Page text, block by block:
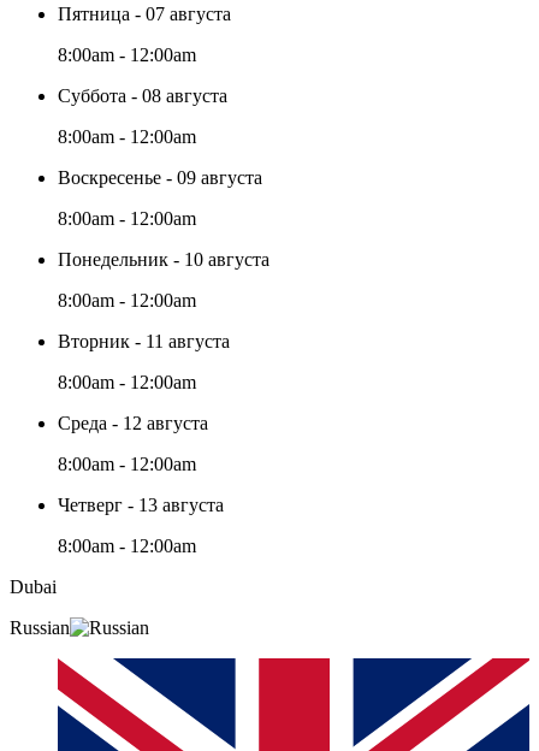
Пятница - 07 августа
8:00am - 12:00am
Суббота - 08 августа
8:00am - 12:00am
Воскресенье - 09 августа
8:00am - 12:00am
Понедельник - 10 августа
8:00am - 12:00am
Вторник - 11 августа
8:00am - 12:00am
Среда - 12 августа
8:00am - 12:00am
Четверг - 13 августа
8:00am - 12:00am
Dubai
Russian